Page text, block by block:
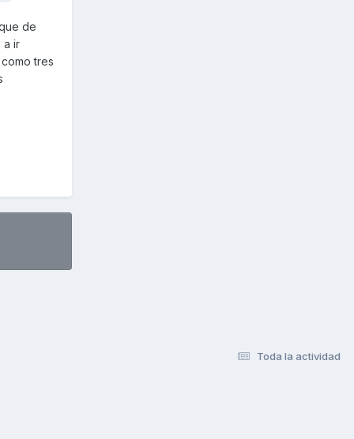
de
a ir
tres
Toda la actividad